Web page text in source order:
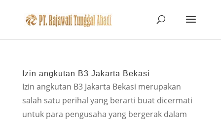
Izin angkutan B3 Jakarta Bekasi
Izin angkutan B3 Jakarta Bekasi merupakan
salah satu perihal yang berarti buat dicermati
untuk para pengusaha yang bergerak dalam